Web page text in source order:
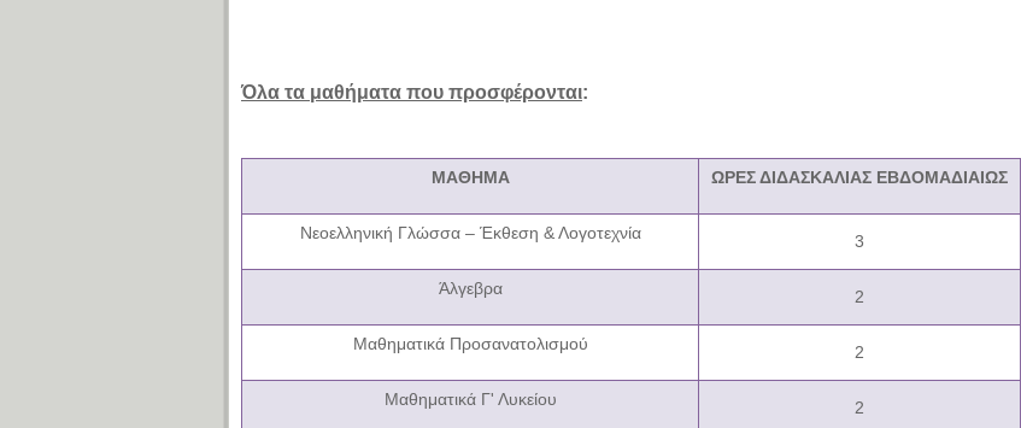
Όλα τα μαθήματα που προσφέρονται:
ΜΑΘΗΜΑ ΩΡΕΣ ΔΙΔΑΣΚΑΛΙΑΣ ΕΒΔΟΜΑΔΙΑΙΩΣ
Νεοελληνική Γλώσσα – Έκθεση & Λογοτεχνία 3
Άλγεβρα 2
Μαθηματικά Προσανατολισμού 2
Μαθηματικά Γ' Λυκείου 2